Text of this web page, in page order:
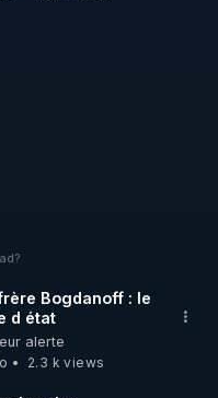
Bogdanoff : le
d état
alerte
2.3 k views